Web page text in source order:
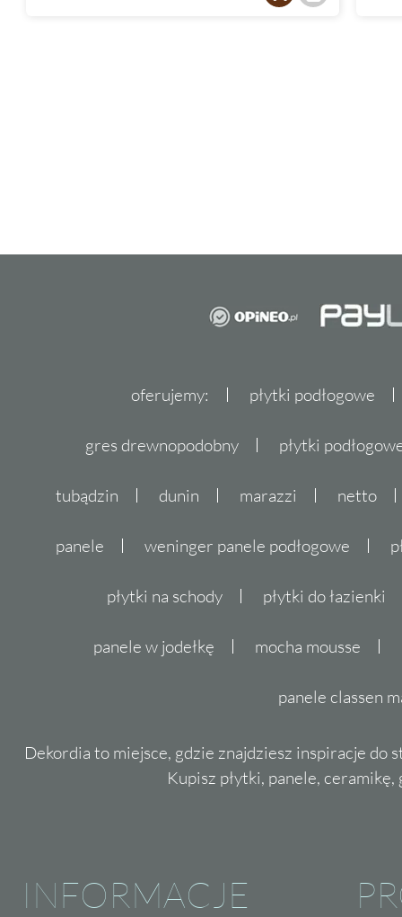
oferujemy: płytki podłogowe
gres drewnopodobny płytki
tubądzin dunin marazzi netto
panele weninger panele podłogowe
płytki na schody płytki do łazienki
panele w jodełkę mocha mousse
panele classen
Dekordia to miejsce, gdzie znajdziesz inspiracje do
Kupisz płytki, panele,
INFORMACJE